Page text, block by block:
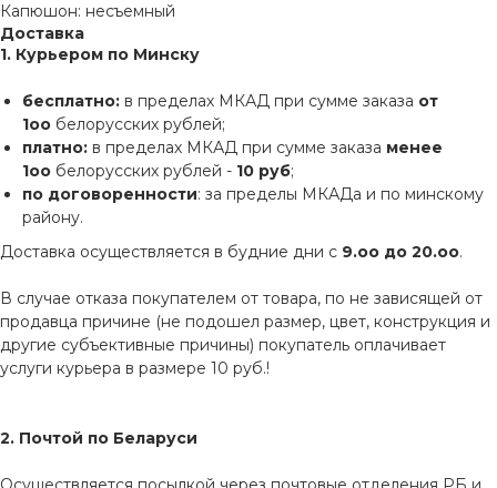
Капюшон: несъемный
Доставка
1. Курьером по Минску
бесплатно: в пределах МКАД при сумме заказа от
1оо белорусских рублей;
платно: в пределах МКАД при сумме заказа менее
1оо белорусских рублей - 10 руб;
по договоренности: за пределы МКАДа и по минскому
району.
Доставка осуществляется в будние дни с 9.оо до 20.оо.
В случае отказа покупателем от товара, по не зависящей от
продавца причине (не подошел размер, цвет, конструкция и
другие субъективные причины) покупатель оплачивает
услуги курьера в размере 10 руб.!
2. Почтой по Беларуси